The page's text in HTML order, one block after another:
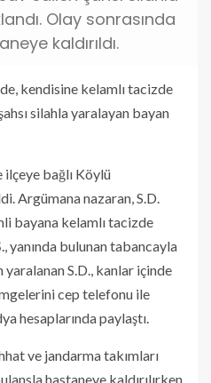
Olay sonrasında
kaldırıldı.
kendisine kelamlı tacizde
silahla yaralayan bayan
ilçeye bağlı Köylü
Argümana nazaran, S.D.
bayana kelamlı tacizde
yanında bulunan tabancayla
yaralanan S.D., kanlar içinde
cep telefonu ile
hesaplarında paylaştı.
ve jandarma takımları
hastaneye kaldırılırken,